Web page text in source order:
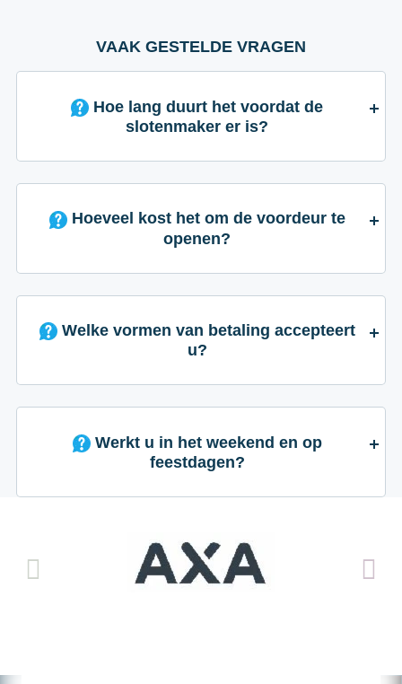
VAAK GESTELDE VRAGEN
slotenmaker er is?
Hoeveel kost het om de voordeur te
openen?
Welke vormen van betaling accepteert
u?
Werkt u in het weekend en op
feestdagen?